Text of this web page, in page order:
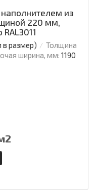
из
220 мм,
размер)
Толщина
ширина, мм: 1190